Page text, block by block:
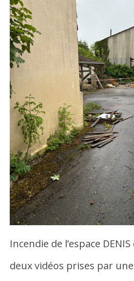
Incendie de l’espace
deux vidéos prises par